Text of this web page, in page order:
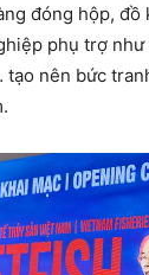
đóng hộp,
phụ trợ
nên bức